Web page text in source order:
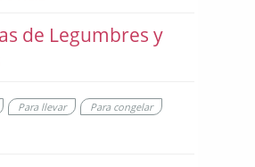
de Legumbres y
Para llevar
Para congelar